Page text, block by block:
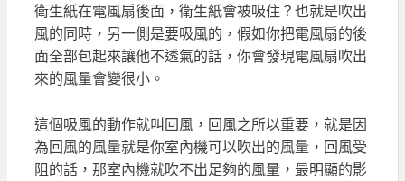
衛生紙在電風扇後面，衛生紙會被吸住？也就是吹出
風的同時，另一側是要吸風的，假如你把電風扇的後
面全部包起來讓他不透氣的話，你會發現電風扇吹出
來的風量會變很小。
這個吸風的動作就叫回風，回風之所以重要，就是因
為回風的風量就是你室內機可以吹出的風量，回風受
阻的話，那室內機就吹不出足夠的風量，最明顯的影